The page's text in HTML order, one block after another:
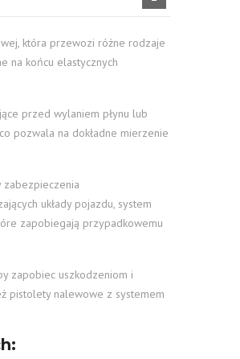
która przewozi różne rodzaje
na końcu elastycznych
przed wylaniem płynu lub
pozwala na dokładne mierzenie
zabezpieczenia
układy pojazdu, system
zapobiegają przypadkowemu
zapobiec uszkodzeniom i
pistolety nalewowe z systemem